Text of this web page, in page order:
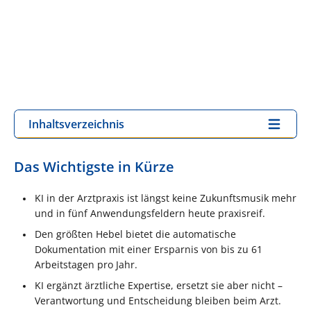
Inhaltsverzeichnis
Das Wichtigste in Kürze
KI in der Arztpraxis ist längst keine Zukunftsmusik mehr
und in fünf Anwendungsfeldern heute praxisreif.
Den größten Hebel bietet die automatische
Dokumentation mit einer Ersparnis von bis zu 61
Arbeitstagen pro Jahr.
KI ergänzt ärztliche Expertise, ersetzt sie aber nicht –
Verantwortung und Entscheidung bleiben beim Arzt.